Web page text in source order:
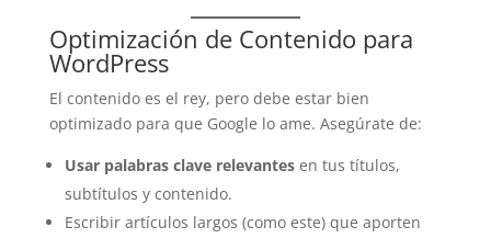
Optimización de Contenido para
WordPress
El contenido es el rey, pero debe estar bien
optimizado para que Google lo ame. Asegúrate de:
Usar palabras clave relevantesen tus títulos,
subtítulos y contenido.
Escribir artículos largos (como este) que aporten